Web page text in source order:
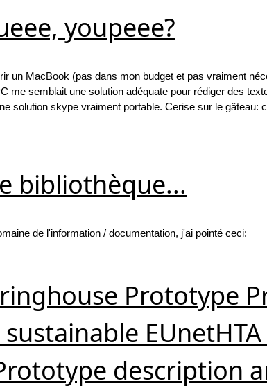
youpeee?
un MacBook (pas dans mon budget et pas vraiment
me semblait une solution adéquate pour rédiger des
solution skype vraiment portable. Cerise sur le gâteau:
bibliothèque...
de l'information / documentation, j'ai pointé ceci:
Prototype
description